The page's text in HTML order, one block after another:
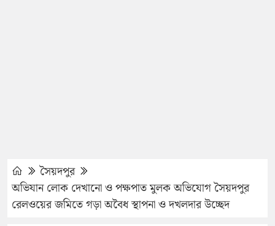
সৈয়দপুর
অভিযান লোক দেখানো ও পক্ষপাত মুলক অভিযোগ সৈয়দপুর
রেলওয়ের জমিতে গড়া অবৈধ স্থাপনা ও দখলদার উচ্ছেদ